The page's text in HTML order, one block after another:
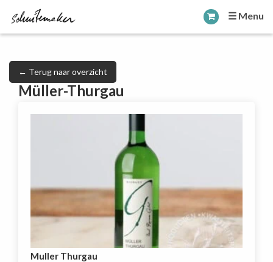
☰ Menu
← Terug naar overzicht
Müller-Thurgau
Muller Thurgau